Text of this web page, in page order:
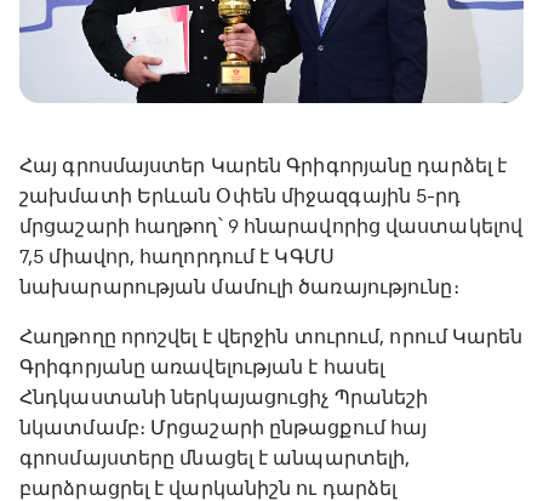
Հայ գրոսմայստեր Կարեն Գրիգորյանը դարձել է
շախմատի Երևան Օփեն միջազգային 5-րդ
մրցաշարի հաղթող՝ 9 հնարավորից վաստակելով
7,5 միավոր, հաղորդում է ԿԳՄՍ
նախարարության մամուլի ծառայությունը։
Հաղթողը որոշվել է վերջին տուրում, որում Կարեն
Գրիգորյանը առավելության է հասել
Հնդկաստանի ներկայացուցիչ Պրանեշի
նկատմամբ։ Մրցաշարի ընթացքում հայ
գրոսմայստերը մնացել է անպարտելի,
բարձրացրել է վարկանիշն ու դարձել